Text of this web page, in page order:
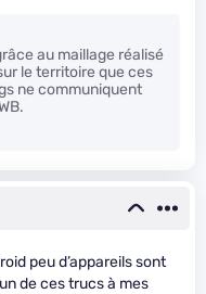
au maillage réalisé
le territoire que ces
ne communiquent
peu d’appareils sont
de ces trucs à mes